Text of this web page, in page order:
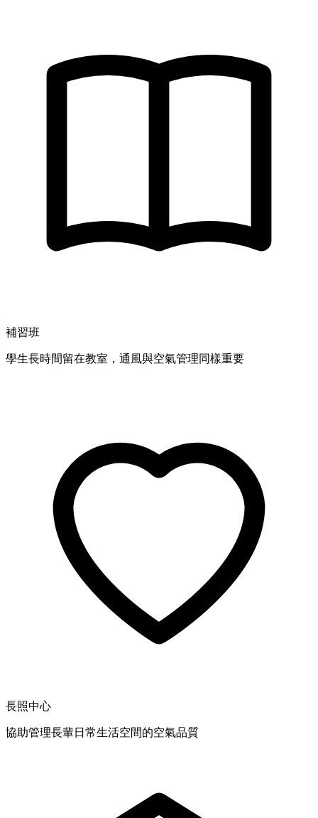
補習班
學生長時間留在教室，通風與空氣管理同樣重要
長照中心
協助管理長輩日常生活空間的空氣品質